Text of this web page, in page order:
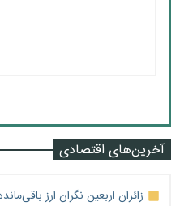
آخرین‌های اقتصادی
زائران اربعین نگران ارز